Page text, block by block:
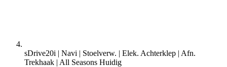
sDrive20i | Navi | Stoelverw. | Elek. Achterklep | Afn.
Trekhaak | All Seasons Huidig